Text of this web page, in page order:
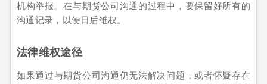
机构举报。在与期货公司沟通的过程中，要保留好所有的
沟通记录，以便日后维权。
法律维权途径
如果通过与期货公司沟通仍无法解决问题，或者怀疑存在